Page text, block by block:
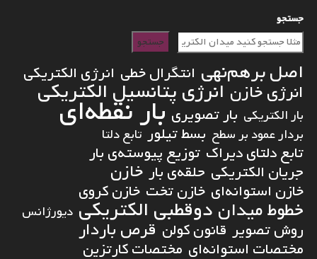
جستجو
جستجو
اصل برهم‌نهی انتگرال خطی انرژی الکتریکی
انرژی خازن انرژی پتانسیل الکتریکی
بار الکتریکی بار تصویری بار نقطه‌ای
بردار عمود بر سطح بسط تیلور تابع دلتا
تابع دلتای دیراک توزیع پیوسته‌ی بار
جریان الکتریکی حلقه‌ی بار خازن
خازن استوانه‌ای خازن تخت خازن کروی
خطوط میدان دوقطبی الکتریکی دیورژانس
روش تصویر قانون کولن قرص باردار
مختصات استوانه‌ای مختصات کارتزین